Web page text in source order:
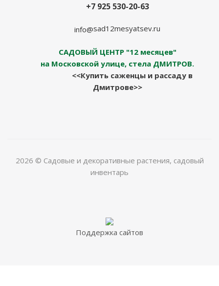
+7 925 530-20-63
info@sad12mesyatsev.ru
САДОВЫЙ ЦЕНТР "12 месяцев"
на Московской улице, стела ДМИТРОВ.
<<Купить саженцы и рассаду в
Дмитрове>>
2026 © Садовые и декоративные растения, садовый
инвентарь
Поддержка сайтов